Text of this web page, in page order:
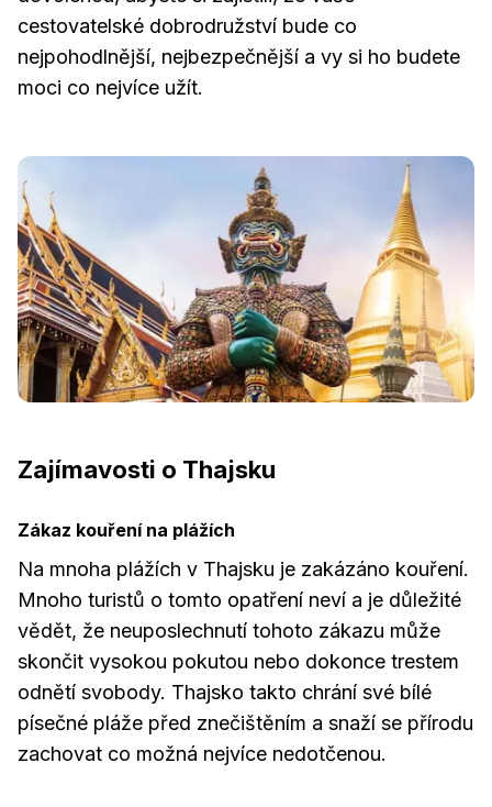
cestovatelské dobrodružství bude co
nejpohodlnější, nejbezpečnější a vy si ho budete
moci co nejvíce užít.
Zajímavosti o Thajsku
Zákaz kouření na plážích
Na mnoha plážích v Thajsku je zakázáno kouření.
Mnoho turistů o tomto opatření neví a je důležité
vědět, že neuposlechnutí tohoto zákazu může
skončit vysokou pokutou nebo dokonce trestem
odnětí svobody. Thajsko takto chrání své bílé
písečné pláže před znečištěním a snaží se přírodu
zachovat co možná nejvíce nedotčenou.